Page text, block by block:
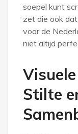
soepel kunt
zet die ook
voor de
niet altijd
Stilte